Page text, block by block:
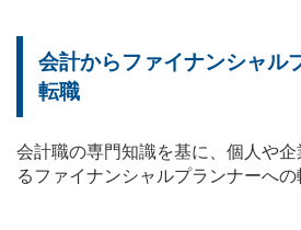
会計からファイナンシャル
転職
会計職の専門知識を基に、個人や
るファイナンシャルプランナーへの